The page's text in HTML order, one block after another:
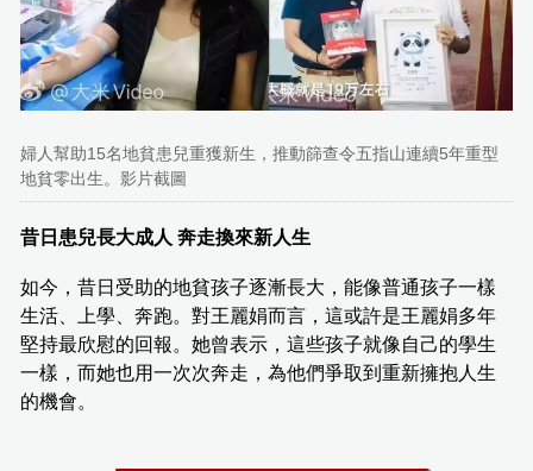
婦人幫助15名地貧患兒重獲新生，推動篩查令五指山連續5年重型
地貧零出生。影片截圖
昔日患兒長大成人 奔走換來新人生
如今，昔日受助的地貧孩子逐漸長大，能像普通孩子一樣
生活、上學、奔跑。對王麗娟而言，這或許是王麗娟多年
堅持最欣慰的回報。她曾表示，這些孩子就像自己的學生
一樣，而她也用一次次奔走，為他們爭取到重新擁抱人生
的機會。